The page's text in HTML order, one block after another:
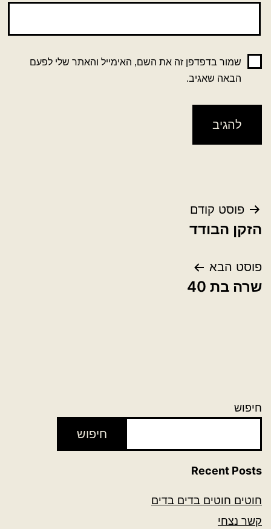
שמור בדפדפן זה את השם, האימייל והאתר שלי לפעם
הבאה שאגיב.
ניווט
פוסט קודם
הזקן הבודד
פוסט הבא
שרה בת 40
חיפוש
חיפוש
Recent Posts
חוטים חוטים בדים בדים
קשר נצחי